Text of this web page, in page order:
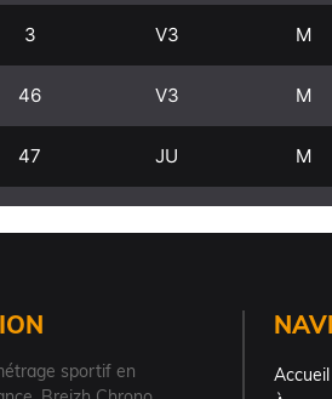
sportif en
Accueil